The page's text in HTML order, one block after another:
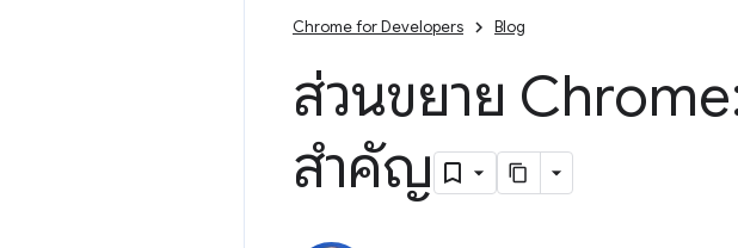
Chrome for Developers Blog
ส่วนขยาย
สำคัญ